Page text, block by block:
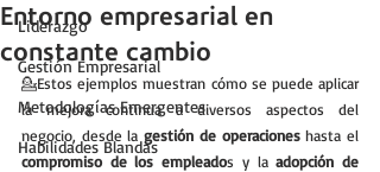
Liderazgo
Gestión Empresarial
Metodologías Emergentes
Habilidades Blandas
Entorno empresarial en
constante cambio
💁Estos ejemplos muestran cómo se puede aplicar
la mejora continua a diversos aspectos del
negocio, desde la gestión de operaciones
compromiso de los empleados y la adopción de